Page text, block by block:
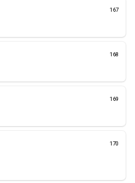
167
168
169
170